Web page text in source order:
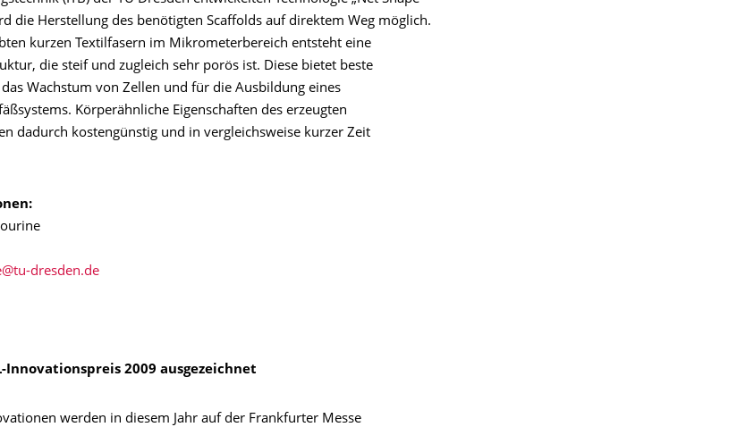
die Herstellung des benötigten Scaffolds auf direktem Weg möglich.
kurzen Textilfasern im Mikrometerbereich entsteht eine
die steif und zugleich sehr porös ist. Diese bietet beste
Wachstum von Zellen und für die Ausbildung eines
Körperähnliche Eigenschaften des erzeugten
dadurch kostengünstig und in vergleichsweise kurzer Zeit
Innovationspreis 2009 ausgezeichnet
werden in diesem Jahr auf der Frankfurter Messe